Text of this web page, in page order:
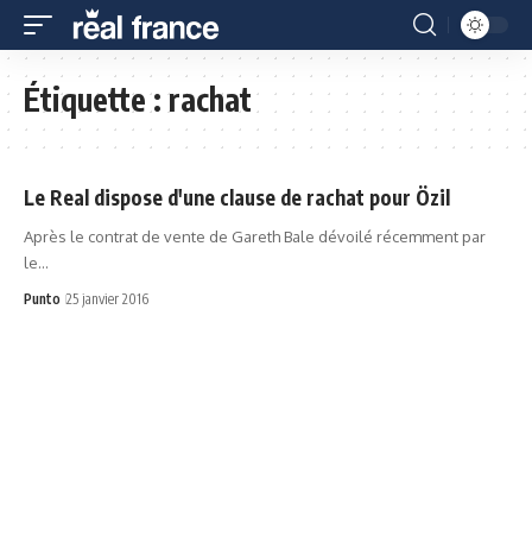
Étiquette :rachat
Le Real dispose d'une clause de rachat pour Özil
Après le contrat de vente de Gareth Bale dévoilé récemment par
le…
Punto 25 janvier 2016